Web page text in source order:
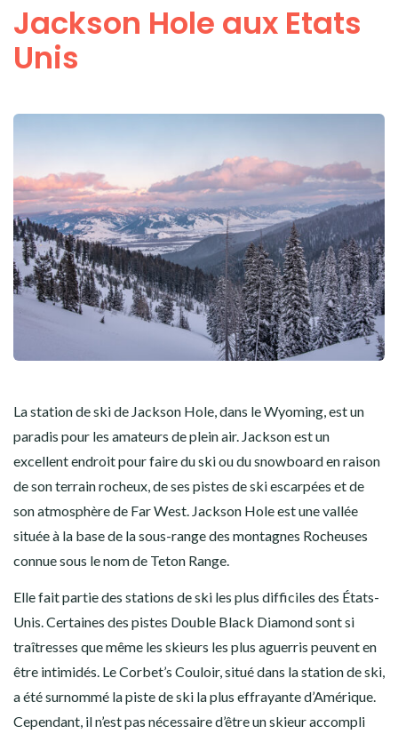
Jackson Hole aux Etats
Unis
La station de ski de Jackson Hole, dans le Wyoming, est un
paradis pour les amateurs de plein air. Jackson est un
excellent endroit pour faire du ski ou du snowboard en raison
de son terrain rocheux, de ses pistes de ski escarpées et de
son atmosphère de Far West. Jackson Hole est une vallée
située à la base de la sous-range des montagnes Rocheuses
connue sous le nom de Teton Range.
Elle fait partie des stations de ski les plus difficiles des États-
Unis. Certaines des pistes Double Black Diamond sont si
traîtresses que même les skieurs les plus aguerris peuvent en
être intimidés. Le Corbet’s Couloir, situé dans la station de ski,
a été surnommé la piste de ski la plus effrayante d’Amérique.
Cependant, il n’est pas nécessaire d’être un skieur accompli